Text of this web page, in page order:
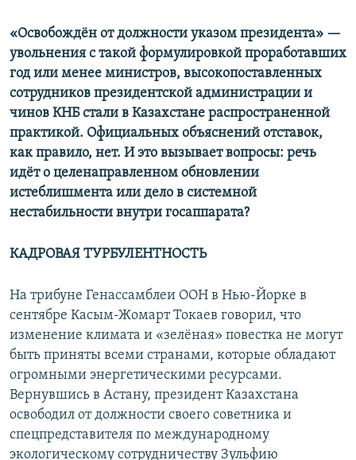
«Освобождён от должности указом президента» —
увольнения с такой формулировкой проработавших
год или менее министров, высокопоставленных
сотрудников президентской администрации и
чинов КНБ стали в Казахстане распространенной
практикой. Официальных объяснений отставок,
как правило, нет. И это вызывает вопросы: речь
идёт о целенаправленном обновлении
истеблишмента или дело в системной
нестабильности внутри госаппарата?
КАДРОВАЯ ТУРБУЛЕНТНОСТЬ
На трибуне Генассамблеи ООН в Нью-Йорке в
сентябре Касым-Жомарт Токаев говорил, что
изменение климата и «зелёная» повестка не могут
быть приняты всеми странами, которые обладают
огромными энергетическими ресурсами.
Вернувшись в Астану, президент Казахстана
освободил от должности своего советника и
спецпредставителя по международному
экологическому сотрудничеству Зульфию